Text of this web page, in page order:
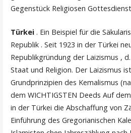
Gegenstück Religiosen
Türkei. Ein Beispiel für die
Republik . Seit 1923 in der Türkei
Republikgründung der Laizismus ,
Staat und Religion. Der Laizismus
Grundprinzipien des Kemalismus
dem WICHTIGSTEN Deeds Auf
in der Türkei die Abschaffung von
Einführung des Gregorianischen